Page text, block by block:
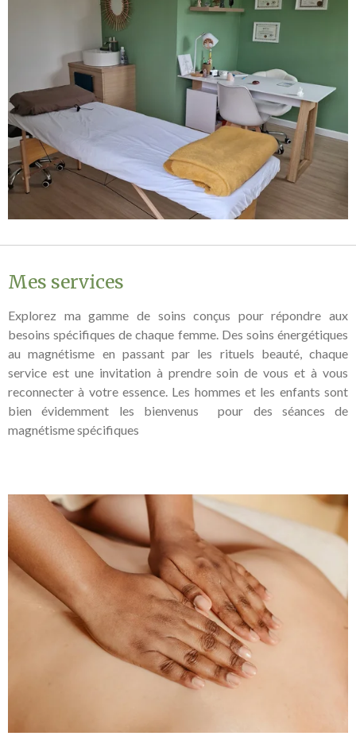
Mes services
Explorez ma gamme de soins conçus pour répondre aux
besoins spécifiques de chaque femme. Des soins énergétiques
au magnétisme en passant par les rituels beauté, chaque
service est une invitation à prendre soin de vous et à vous
reconnecter à votre essence. Les hommes et les enfants sont
bien évidemment les bienvenus pour des séances de
magnétisme spécifiques